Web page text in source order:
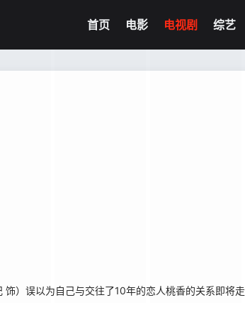
首页 电影 电视剧 综艺
）误以为自己与交往了10年的恋人桃香的关系即将走